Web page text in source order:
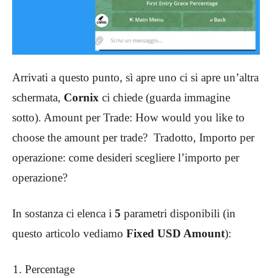
Arrivati a questo punto, sì apre uno ci si apre un’altra
schermata, Cornix ci chiede (guarda immagine
sotto). Amount per Trade: How would you like to
choose the amount per trade? Tradotto, Importo per
operazione: come desideri scegliere l’importo per
operazione?
In sostanza ci elenca i 5 parametri disponibili (in
questo articolo vediamo Fixed USD Amount):
Percentage